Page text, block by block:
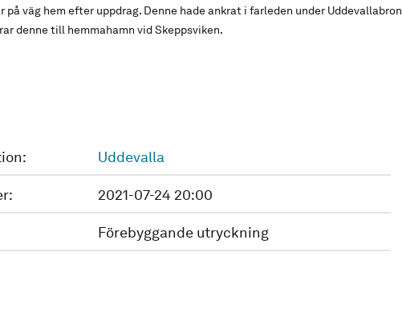
på väg hem efter uppdrag. Denne hade ankrat i farleden under Uddevallabron
denne till hemmahamn vid Skeppsviken.
Uddevalla
2021-07-24 20:00
Förebyggande utryckning